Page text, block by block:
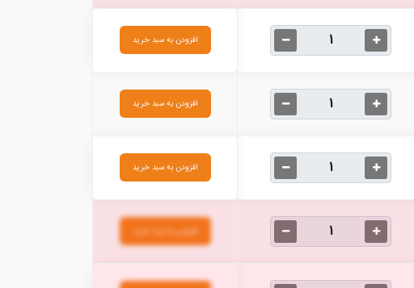
افزودن به سبد خرید
افزودن به سبد خرید
افزودن به سبد خرید
افزودن به سبد خرید